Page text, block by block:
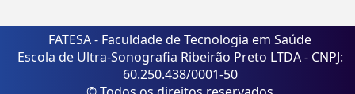
FATESA - Faculdade de Tecnologia em Saúde
Escola de Ultra-Sonografia Ribeirão Preto LTDA - CNPJ:
60.250.438/0001-50